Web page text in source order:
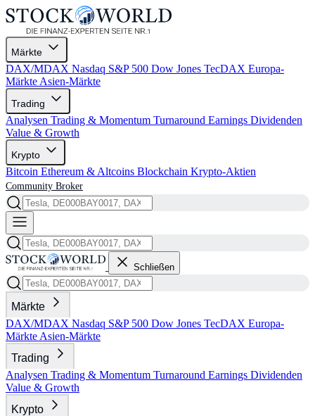
Märkte
DAX/MDAX Nasdaq S&P 500 Dow Jones TecDAX Europa-
Märkte Asien-Märkte
Trading
Analysen Trading & Momentum Turnaround Earnings Dividenden
Value & Growth
Krypto
Bitcoin Ethereum & Altcoins Blockchain Krypto-Aktien
Community Broker
Schließen
Märkte
DAX/MDAX Nasdaq S&P 500 Dow Jones TecDAX Europa-
Märkte Asien-Märkte
Trading
Analysen Trading & Momentum Turnaround Earnings Dividenden
Value & Growth
Krypto